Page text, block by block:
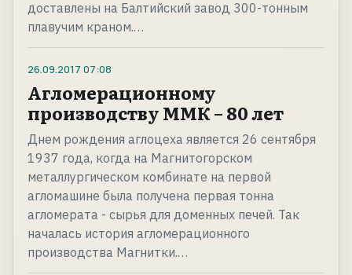
доставлены на Балтийский завод 300-тонным
плавучим краном.…
26.09.2017 07:08
Агломерационному
производству ММК – 80 лет
Днем рождения аглоцеха является 26 сентября
1937 года, когда на Магнитогорском
металлургическом комбинате на первой
агломашине была получена первая тонна
агломерата - сырья для доменных печей. Так
началась история агломерационного
производства Магнитки.…